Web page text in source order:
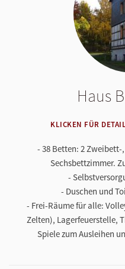
Haus
KLICKEN FÜR
- 38 Betten: 2
Sechsbettzimmer.
-
- Duschen und
- Frei-Räume für alle:
Zelten), Lagerfeuerstelle,
Spiele zum Ausleihen